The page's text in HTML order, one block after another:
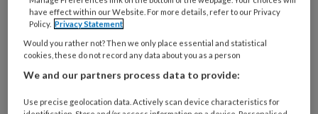
Wat
is
je
mailadres?
Kies
have effect within our Website. For more details, refer to our Privacy
Policy. Privacy Statement
Would you rather not? Then we only place essential and statistical
cookies, these do not record any data about you as a person
We and our partners process data to provide:
Use precise geolocation data. Actively scan device characteristics for